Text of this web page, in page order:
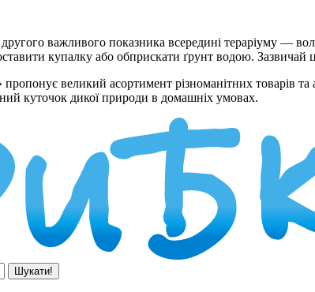
важливого показника всередині тераріуму —
купалку або обприскати ґрунт водою. Зазвичай
великий асортимент різноманітних товарів
куточок дикої природи в домашніх умовах.
Шукати!